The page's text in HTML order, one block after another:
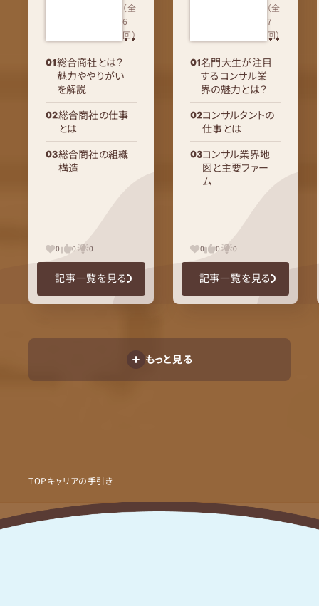
（全
6
回）
総合商社とは？
魅力ややりがい
を解説
総合商社の仕事
とは
総合商社の組織
構造
0 0 0
記事一覧を見る
（全
7
回）
名門大生が注目
するコンサル業
界の魅力とは？
コンサルタントの
仕事とは
コンサル業界地
図と主要ファー
ム
0 0 0
記事一覧を見る
もっと見る
TOPキャリアの手引き